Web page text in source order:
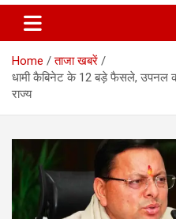
Home
ताजा खबरें
धामी कैबिनेट के 12 बड़े फैसले, उपनल
राज्य